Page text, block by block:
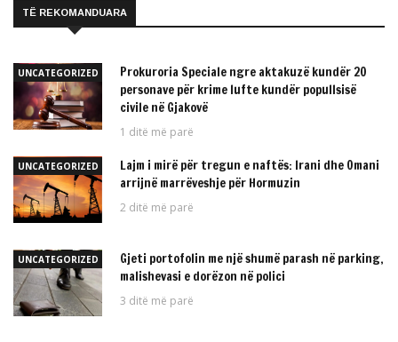
TË REKOMANDUARA
UNCATEGORIZED
Prokuroria Speciale ngre aktakuzë kundër 20
personave për krime lufte kundër popullsisë
civile në Gjakovë
1 ditë më parë
UNCATEGORIZED
Lajm i mirë për tregun e naftës: Irani dhe Omani
arrijnë marrëveshje për Hormuzin
2 ditë më parë
UNCATEGORIZED
Gjeti portofolin me një shumë parash në parking,
malishevasi e dorëzon në polici
3 ditë më parë